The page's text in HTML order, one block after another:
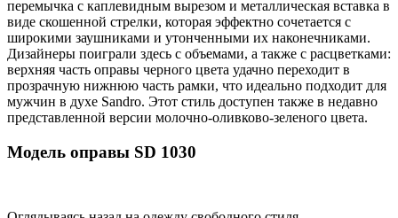
перемычка с каплевидным вырезом и металлическая вставка в
виде скошенной стрелки, которая эффектно сочетается с
широкими заушниками и утонченными их наконечниками.
Дизайнеры поиграли здесь с объемами, а также с расцветками:
верхняя часть оправы черного цвета удачно переходит в
прозрачную нижнюю часть рамки, что идеально подходит для
мужчин в духе Sandro. Этот стиль доступен также в недавно
представленной версии молочно-оливково-зеленого цвета.
Модель оправы SD 1030